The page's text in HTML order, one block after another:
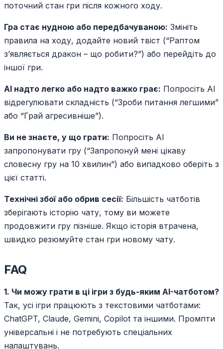
поточний стан гри після кожного ходу.
Гра стає нудною або передбачуваною: Змініть
правила на ходу, додайте новий твіст (“Раптом
з’являється дракон – що робити?”) або перейдіть до
іншої гри.
AI надто легко або надто важко грає: Попросіть AI
відрегулювати складність (“Зроби питання легшими”
або “Грай агресивніше”).
Ви не знаєте, у що грати: Попросіть AI
запропонувати гру (“Запропонуй мені цікаву
словесну гру на 10 хвилин”) або випадково оберіть з
цієї статті.
Технічні збої або обрив сесії: Більшість чатботів
зберігають історію чату, тому ви можете
продовжити гру пізніше. Якщо історія втрачена,
швидко резюмуйте стан гри новому чату.
FAQ
1. Чи можу грати в ці ігри з будь-яким AI-чатботом?
Так, усі ігри працюють з текстовими чатботами:
ChatGPT, Claude, Gemini, Copilot та іншими. Промпти
універсальні і не потребують спеціальних
налаштувань.